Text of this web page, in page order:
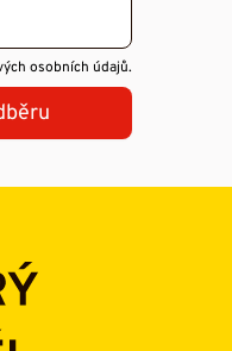
osobních údajů.